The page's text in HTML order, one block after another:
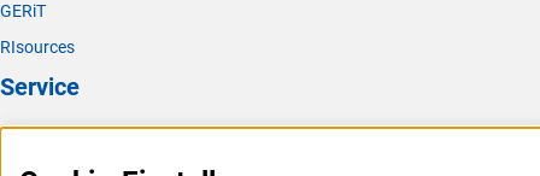
GERiT
RIsources
Service